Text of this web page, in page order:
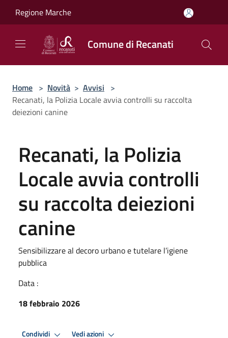
Regione Marche
Comune di Recanati
Home > Novità > Avvisi >
Recanati, la Polizia Locale avvia controlli su raccolta
deiezioni canine
Recanati, la Polizia
Locale avvia controlli
su raccolta deiezioni
canine
Sensibilizzare al decoro urbano e tutelare l’igiene
pubblica
Data :
18 febbraio 2026
Condividi Vedi azioni